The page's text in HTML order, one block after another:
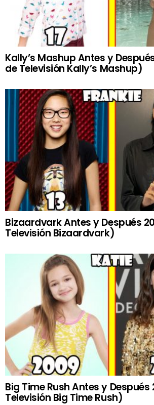
Kally’s Mashup Antes y
de Televisión Kally’s Mashup)
Bizaardvark Antes y Después
Televisión Bizaardvark)
Big Time Rush Antes y Después
Televisión Big Time Rush)